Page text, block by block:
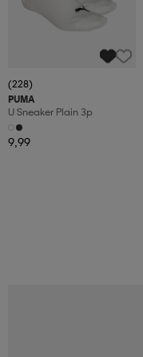
(228)
PUMA
U Sneaker Plain 3p
9,99